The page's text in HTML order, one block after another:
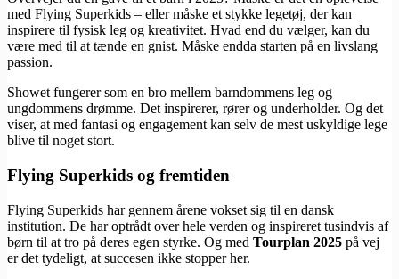
med Flying Superkids – eller måske et stykke legetøj, der kan
inspirere til fysisk leg og kreativitet. Hvad end du vælger, kan du
være med til at tænde en gnist. Måske endda starten på en livslang
passion.
Showet fungerer som en bro mellem barndommens leg og
ungdommens drømme. Det inspirerer, rører og underholder. Og det
viser, at med fantasi og engagement kan selv de mest uskyldige lege
blive til noget stort.
Flying Superkids og fremtiden
Flying Superkids har gennem årene vokset sig til en dansk
institution. De har optrådt over hele verden og inspireret tusindvis af
børn til at tro på deres egen styrke. Og med Tourplan 2025 på vej
er det tydeligt, at succesen ikke stopper her.